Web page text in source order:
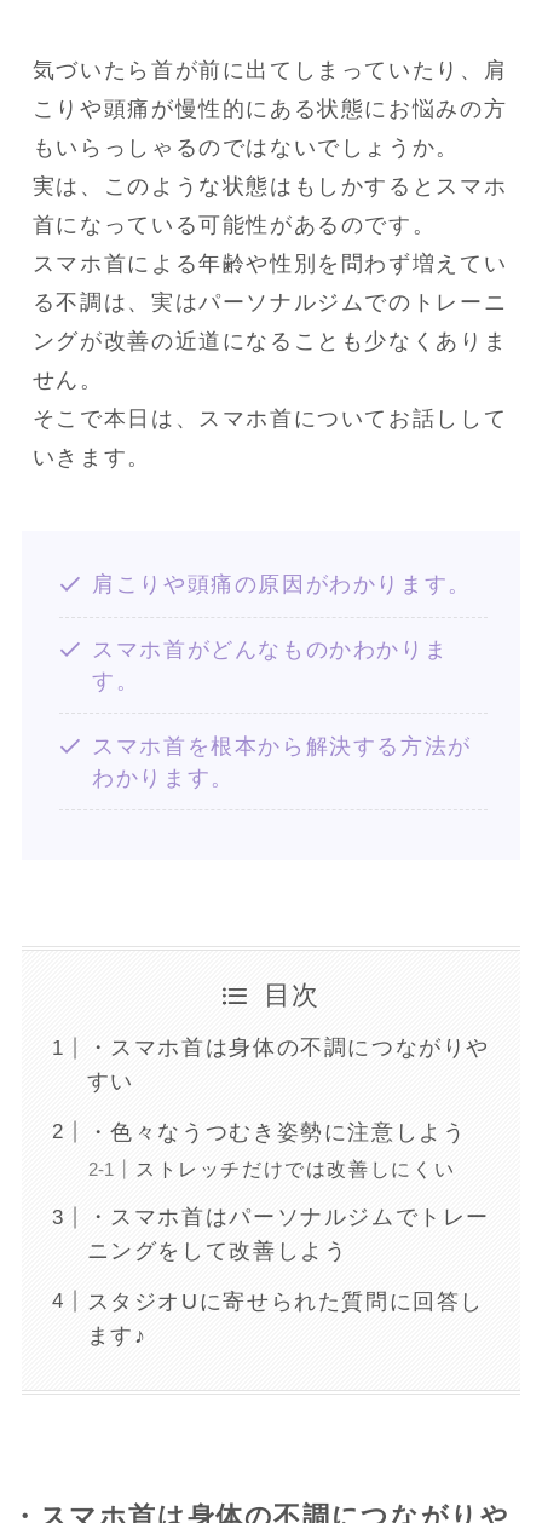
気づいたら首が前に出てしまっていたり、肩
こりや頭痛が慢性的にある状態にお悩みの方
もいらっしゃるのではないでしょうか。
実は、このような状態はもしかするとスマホ
首になっている可能性があるのです。
スマホ首による年齢や性別を問わず増えてい
る不調は、実はパーソナルジムでのトレーニ
ングが改善の近道になることも少なくありま
せん。
そこで本日は、スマホ首についてお話しして
いきます。
肩こりや頭痛の原因がわかります。
スマホ首がどんなものかわかりま
す。
スマホ首を根本から解決する方法が
わかります。
目次
・スマホ首は身体の不調につながりや
すい
・色々なうつむき姿勢に注意しよう
ストレッチだけでは改善しにくい
・スマホ首はパーソナルジムでトレー
ニングをして改善しよう
スタジオUに寄せられた質問に回答し
ます♪
・スマホ首は身体の不調につながりや